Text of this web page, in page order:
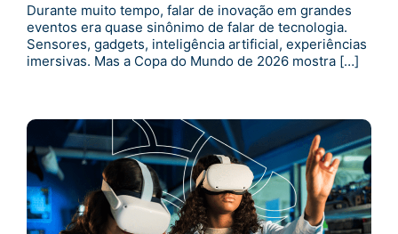
Durante muito tempo, falar de inovação em grandes
eventos era quase sinônimo de falar de tecnologia.
Sensores, gadgets, inteligência artificial, experiências
imersivas. Mas a Copa do Mundo de 2026 mostra […]